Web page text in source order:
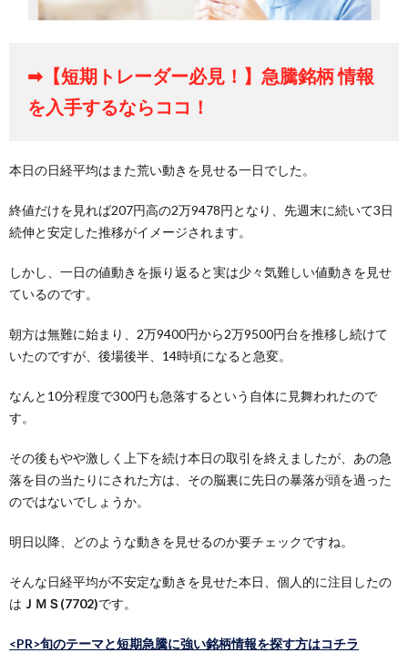
➡【短期トレーダー必見！】急騰銘柄 情報
を入手するならココ！
本日の日経平均はまた荒い動きを見せる一日でした。
終値だけを見れば207円高の2万9478円となり、先週末に続いて3日
続伸と安定した推移がイメージされます。
しかし、一日の値動きを振り返ると実は少々気難しい値動きを見せ
ているのです。
朝方は無難に始まり、2万9400円から2万9500円台を推移し続けて
いたのですが、後場後半、14時頃になると急変。
なんと10分程度で300円も急落するという自体に見舞われたので
す。
その後もやや激しく上下を続け本日の取引を終えましたが、あの急
落を目の当たりにされた方は、その脳裏に先日の暴落が頭を過った
のではないでしょうか。
明日以降、どのような動きを見せるのか要チェックですね。
そんな日経平均が不安定な動きを見せた本日、個人的に注目したの
は ＪＭＳ(7702)です。
<PR>旬のテーマと短期急騰に強い銘柄情報を探す方はコチラ